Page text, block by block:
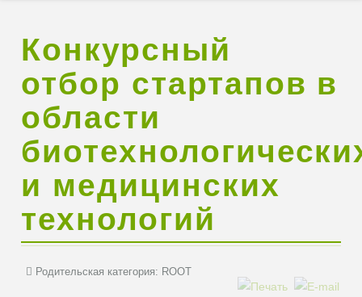
Конкурсный
отбор стартапов в
области
и медицинских
технологий
Родительская категория: ROOT